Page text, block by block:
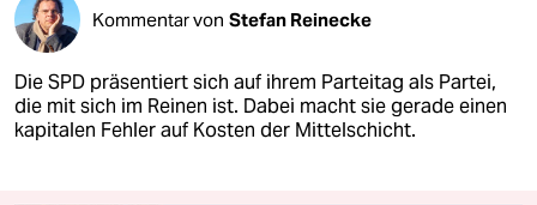
Kommentar von Stefan Reinecke
Die SPD präsentiert sich auf ihrem Parteitag als Partei,
die mit sich im Reinen ist. Dabei macht sie gerade einen
kapitalen Fehler auf Kosten der Mittelschicht.